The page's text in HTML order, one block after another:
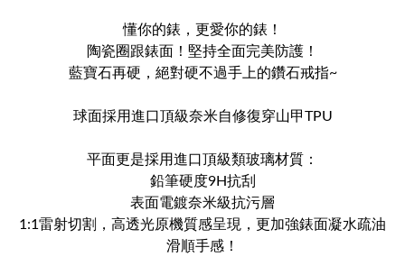
懂你的錶，更愛你的錶！
陶瓷圈跟錶面！堅持全面完美防護！
藍寶石再硬，絕對硬不過手上的鑽石戒指~
球面採用進口頂級奈米自修復穿山甲TPU
平面更是採用進口頂級類玻璃材質：
鉛筆硬度9H抗刮
表面電鍍奈米級抗污層
1:1雷射切割，高透光原機質感呈現，更加強錶面凝水疏油
滑順手感！